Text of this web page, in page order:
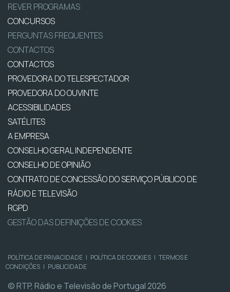
REVER PROGRAMAS
CONCURSOS
PERGUNTAS FREQUENTES
CONTACTOS
CONTACTOS
PROVEDORA DO TELESPECTADOR
PROVEDORA DO OUVINTE
ACESSIBILIDADES
SATÉLITES
A EMPRESA
CONSELHO GERAL INDEPENDENTE
CONSELHO DE OPINIÃO
CONTRATO DE CONCESSÃO DO SERVIÇO PÚBLICO DE
RÁDIO E TELEVISÃO
RGPD
GESTÃO DAS DEFINIÇÕES DE COOKIES
POLÍTICA DE PRIVACIDADE | POLÍTICA DE COOKIES | TERMOS E
CONDIÇÕES | PUBLICIDADE
© RTP, Rádio e Televisão de Portugal 2026